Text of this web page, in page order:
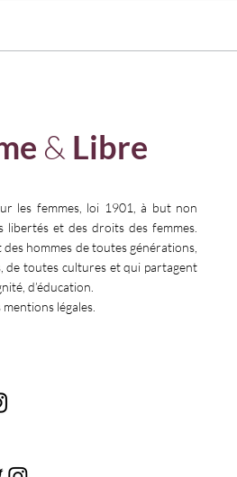
& Libre
les femmes, loi 1901, à but non
et des droits des femmes.
des hommes de toutes générations,
de toutes cultures et qui partagent
d’éducation.
légales.